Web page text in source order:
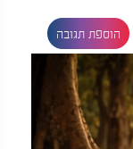
הוספת תגובה